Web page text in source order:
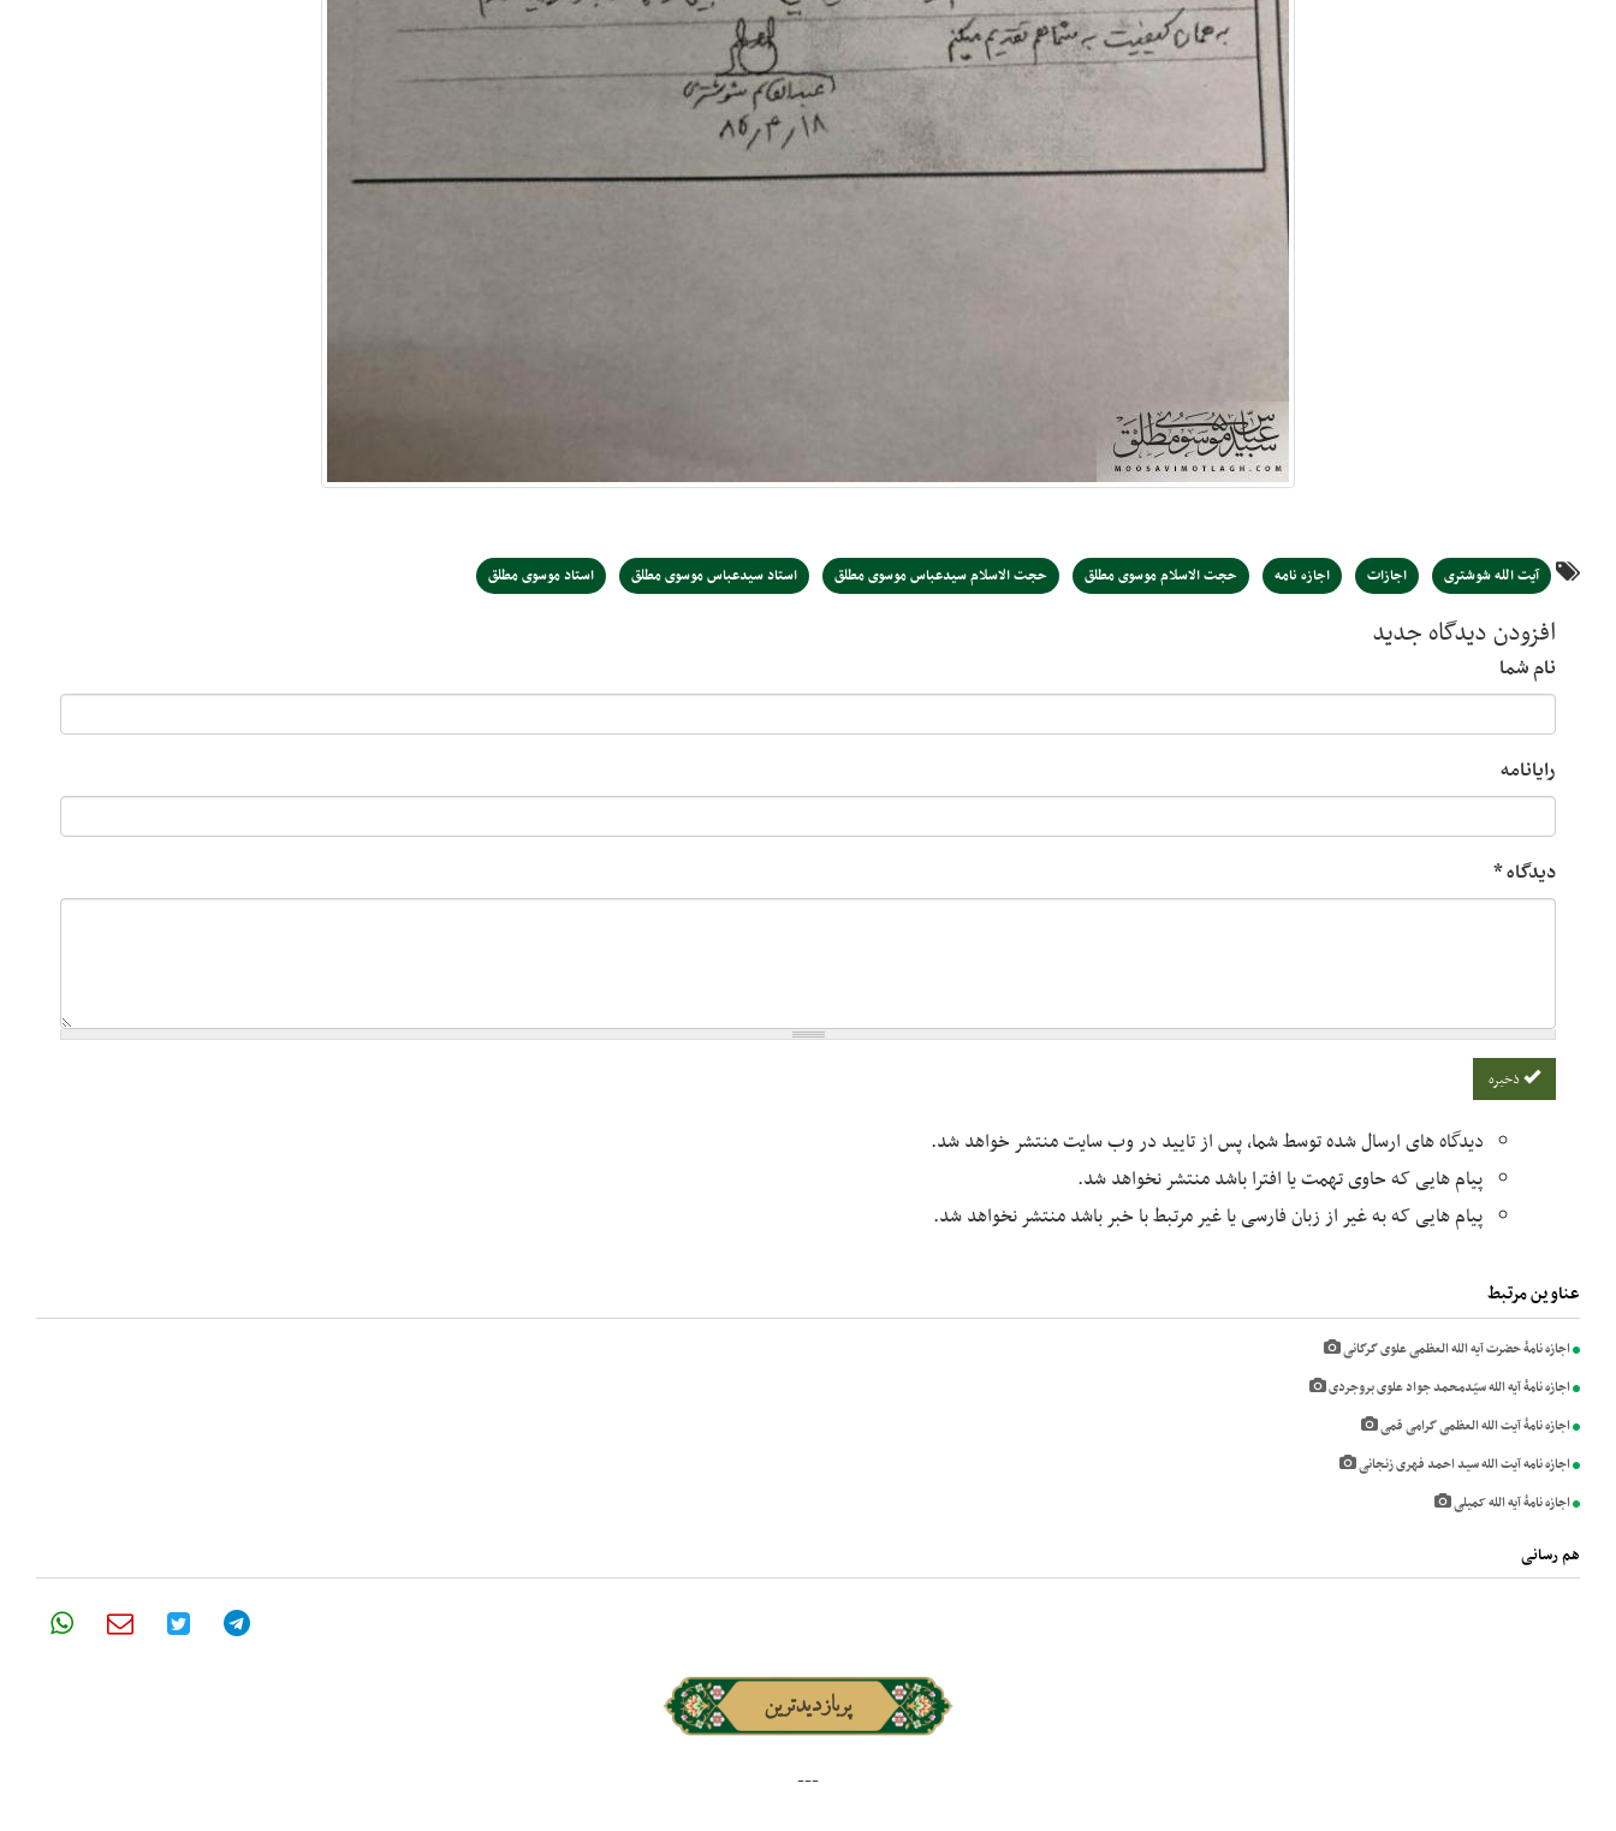
آیت الله شوشتری اجازات اجازه نامه حجت الاسلام موسوی مطلق حجت الاسلام سیدعباس موسوی مطلق استاد سیدعباس موسوی مطلق استاد موسوی مطلق
افزودن دیدگاه جدید
نام شما
رایانامه
دیدگاه*
دیدگاه های ارسال شده توسط شما، پس از تایید در وب سایت منتشر خواهد شد.
پیام هایی که حاوی تهمت یا افترا باشد منتشر نخواهد شد.
پیام هایی که به غیر از زبان فارسی یا غیر مرتبط با خبر باشد منتشر نخواهد شد.
عناوین مرتبط
اجازه نامۀ حضرت آیه الله العظمی علوی گرگانی
اجازه نامۀ آیه الله سیّدمحمد جواد علوی بروجردی
اجازه نامۀ آیت الله العظمی گرامی قمی
اجازه نامه آیت الله سید احمد فهری زنجانی
اجازه نامۀ آیه الله کمیلی
هم رسانی
پربازدیدترین
---